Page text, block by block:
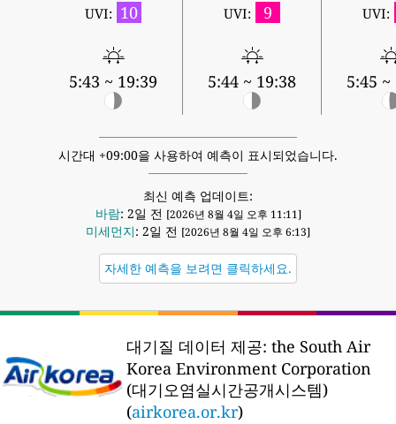
UVI: 10
5:43 ~ 19:39
UVI: 9
5:44 ~ 19:38
UVI:
5:45 ~
시간대 +09:00을 사용하여 예측이 표시되었습니다.
최신 예측 업데이트:
바람: 2일 전 [2026년 8월 4일 오후 11:11]
미세먼지: 2일 전 [2026년 8월 4일 오후 6:13]
자세한 예측을 보려면 클릭하세요.
대기질 데이터 제공: the South Air
Korea Environment Corporation
(대기오염실시간공개시스템)
(airkorea.or.kr)